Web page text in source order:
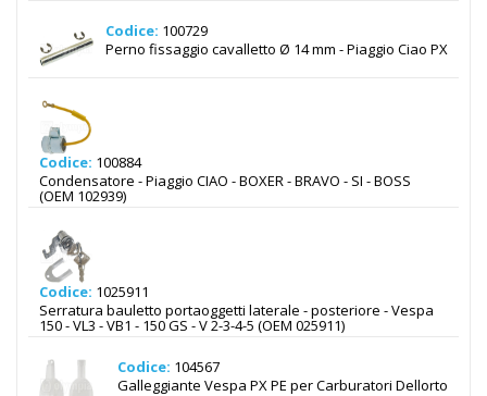
Codice: 100729
Perno fissaggio cavalletto Ø 14 mm - Piaggio Ciao PX
Codice: 100884
Condensatore - Piaggio CIAO - BOXER - BRAVO - SI - BOSS
(OEM 102939)
Codice: 1025911
Serratura bauletto portaoggetti laterale - posteriore - Vespa
150 - VL3 - VB1 - 150 GS - V 2-3-4-5 (OEM 025911)
Codice: 104567
Galleggiante Vespa PX PE per Carburatori Dellorto